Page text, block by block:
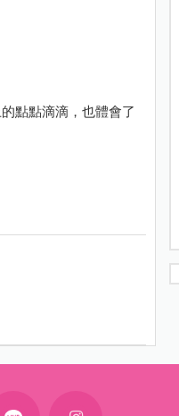
點點滴滴，也體會了